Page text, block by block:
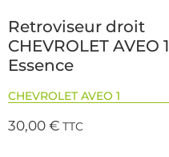
Retroviseur droit
CHEVROLET AVEO 1
Essence
CHEVROLET AVEO 1
30,00€ TTC